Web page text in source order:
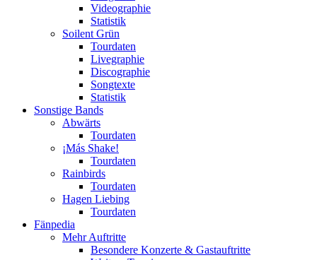
Videographie
Statistik
Soilent Grün
Tourdaten
Livegraphie
Discographie
Songtexte
Statistik
Sonstige Bands
Abwärts
Tourdaten
¡Más Shake!
Tourdaten
Rainbirds
Tourdaten
Hagen Liebing
Tourdaten
Fänpedia
Mehr Auftritte
Besondere Konzerte & Gastauftritte